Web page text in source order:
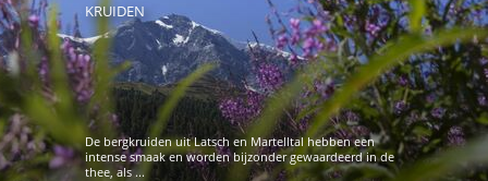
KRUIDEN
De bergkruiden uit Latsch en Martelltal hebben een
intense smaak en worden bijzonder gewaardeerd in de
thee, als ...